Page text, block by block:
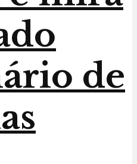
de